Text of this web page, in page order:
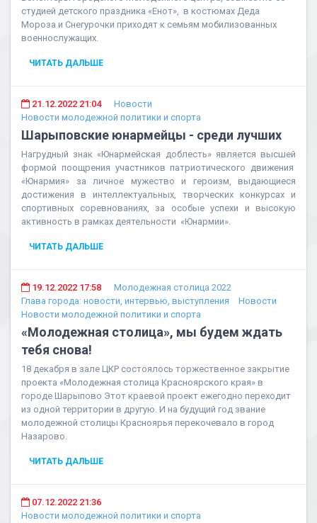
студией детского праздника «Енот», в костюмах Деда
Мороза и Снегурочки приходят к семьям мобилизованных
военнослужащих.
ЧИТАТЬ ДАЛЬШЕ
21.12.2022 21:04
Новости
Новости молодежной политики и спорта
Шарыповские юнармейцы - среди лучших
Нагрудный знак «Юнармейская доблесть» является высшей
формой поощрения участников патриотического движения
«Юнармия» за личное мужество и героизм, выдающиеся
достижения в интеллектуальных, творческих конкурсах и
спортивных соревнованиях, за особые успехи и высокую
активность в рамках деятельности «Юнармии».
ЧИТАТЬ ДАЛЬШЕ
19.12.2022 17:58
Молодежная столица 2022
Глава города: новости, интервью, выступления
Новости
Новости молодежной политики и спорта
«Молодежная столица», мы будем ждать
тебя снова!
18 декабря в зале ЦКР состоялось торжественное закрытие
проекта «Молодежная столица Красноярского края» в
городе Шарыпово Этот краевой проект ежегодно переходит
из одной территории в другую. И на будущий год звание
молодежной столицы Красноярья перекочевало в город
Назарово.
ЧИТАТЬ ДАЛЬШЕ
07.12.2022 21:36
Новости молодежной политики и спорта